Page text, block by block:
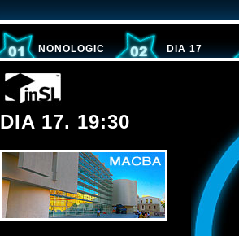
NONOLOGIC DIA 17
DIA 17. 19:30